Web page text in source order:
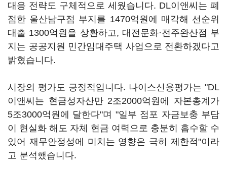
대응 전략도 구체적으로 세웠습니다. DL이앤씨는 폐
점한 울산남구점 부지를 1470억원에 매각해 선순위
대출 1300억원을 상환하고, 대전문화·전주완산점 부
지는 공공지원 민간임대주택 사업으로 전환하겠다고
밝혔습니다.
시장의 평가도 긍정적입니다. 나이스신용평가는 "DL
이앤씨는 현금성자산만 2조2000억원에 자본총계가
5조3000억원에 달한다"며 "일부 점포 자금보충 부담
이 현실화 해도 자체 현금 여력으로 충분히 흡수할 수
있어 재무안정성에 미치는 영향은 극히 제한적"이라
고 분석했습니다.